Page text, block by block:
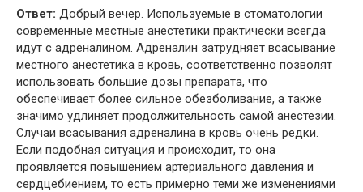
Ответ: Добрый вечер. Используемые в стоматологии
современные местные анестетики практически всегда
идут с адреналином. Адреналин затрудняет всасывание
местного анестетика в кровь, соответственно позволят
использовать большие дозы препарата, что
обеспечивает более сильное обезболивание, а также
значимо удлиняет продолжительность самой анестезии.
Случаи всасывания адреналина в кровь очень редки.
Если подобная ситуация и происходит, то она
проявляется повышением артериального давления и
сердцебиением, то есть примерно теми же изменениями